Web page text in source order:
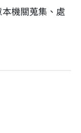
機關蒐集、處